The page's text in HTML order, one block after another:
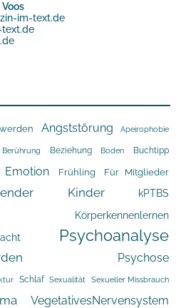
Voos
im-text.de
Angststörung Apeirophobie
Berührung Beziehung Boden Buchtipp
Emotion Frühling Für Mitglieder
Kinder kPTBS
Körperkennenlernen
Psychoanalyse
Psychose
Schlaf Sexualität Sexueller Missbrauch
VegetativesNervensystem